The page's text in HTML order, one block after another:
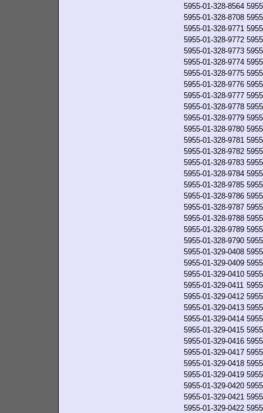
5955-01-328-8564
5955-01-328-8708
5955-01-328-9771
5955-01-328-9772
5955-01-328-9773
5955-01-328-9774
5955-01-328-9775
5955-01-328-9776
5955-01-328-9777
5955-01-328-9778
5955-01-328-9779
5955-01-328-9780
5955-01-328-9781
5955-01-328-9782
5955-01-328-9783
5955-01-328-9784
5955-01-328-9785
5955-01-328-9786
5955-01-328-9787
5955-01-328-9788
5955-01-328-9789
5955-01-328-9790
5955-01-329-0408
5955-01-329-0409
5955-01-329-0410
5955-01-329-0411
5955-01-329-0412
5955-01-329-0413
5955-01-329-0414
5955-01-329-0415
5955-01-329-0416
5955-01-329-0417
5955-01-329-0418
5955-01-329-0419
5955-01-329-0420
5955-01-329-0421
5955-01-329-0422